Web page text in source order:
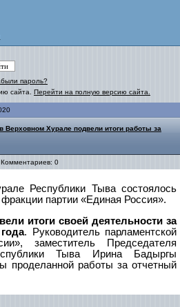
пароль?
сайта. Перейти на полную версию сайта.
Хурале подвели итоги работы за
0
Республики Тыва состоялось
партии «Единая Россия».
итоги своей деятельности за
. Руководитель парламентской
заместитель Председателя
Тыва Ирина Бадыргы
проделанной работы за отчетный